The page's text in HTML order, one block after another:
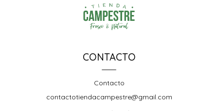
CONTACTO
Contacto
contactotiendacampestre@gmail.com